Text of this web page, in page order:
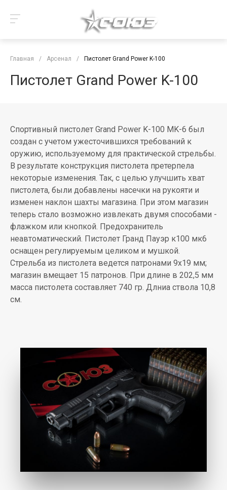
Главная / Арсенал / Пистолет Grand Power K-100
Пистолет Grand Power K-100
Спортивный пистолет Grand Power K-100 MK-6 был
создан с учетом ужесточившихся требований к
оружию, используемому для практической стрельбы.
В результате конструкция пистолета претерпела
некоторые изменения. Так, с целью улучшить хват
пистолета, были добавлены насечки на рукояти и
изменен наклон шахты магазина. При этом магазин
теперь стало возможно извлекать двумя способами -
флажком или кнопкой. Предохранитель
неавтоматический. Пистолет Гранд Пауэр к100 мк6
оснащен регулируемым целиком и мушкой.
Стрельба из пистолета ведется патронами 9х19 мм;
магазин вмещает 15 патронов. При длине в 202,5 мм
масса пистолета составляет 740 гр. Длниа ствола 10,8
см.